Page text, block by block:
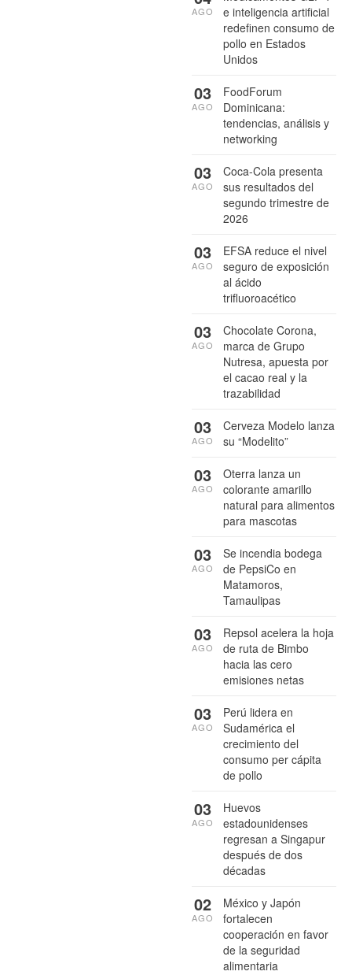
e inteligencia artificial
redefinen consumo de
pollo en Estados
Unidos
AGO
FoodForum
Dominicana:
tendencias, análisis y
networking
03
AGO
Coca-Cola presenta
sus resultados del
segundo trimestre de
2026
03
AGO
EFSA reduce el nivel
seguro de exposición
al ácido
trifluoroacético
03
AGO
Chocolate Corona,
marca de Grupo
Nutresa, apuesta por
el cacao real y la
trazabilidad
03
AGO
Cerveza Modelo lanza
su “Modelito”
03
AGO
Oterra lanza un
colorante amarillo
natural para alimentos
para mascotas
03
AGO
Se incendia bodega
de PepsiCo en
Matamoros,
Tamaulipas
03
AGO
Repsol acelera la hoja
de ruta de Bimbo
hacia las cero
emisiones netas
03
AGO
Perú lidera en
Sudamérica el
crecimiento del
consumo per cápita
de pollo
03
AGO
Huevos
estadounidenses
regresan a Singapur
después de dos
décadas
03
AGO
México y Japón
fortalecen
cooperación en favor
de la seguridad
alimentaria
02
AGO